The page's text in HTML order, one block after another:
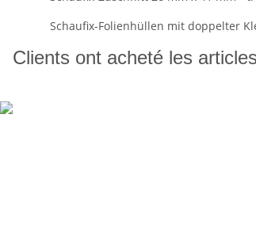
Schaufix-Folienhüllen mit doppelter
Clients ont acheté les